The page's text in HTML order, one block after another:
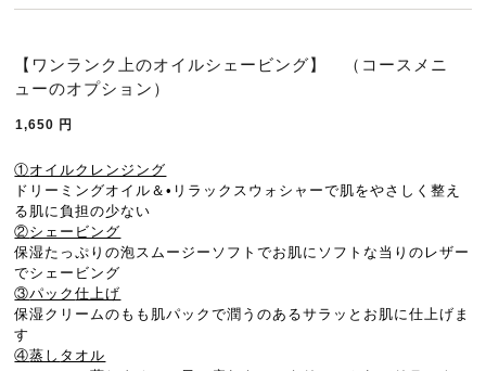
【ワンランク上のオイルシェービング】 （コースメニ
ューのオプション）
1,650 円
①オイルクレンジング
ドリーミングオイル＆• リラックスウォシャーで 肌をやさしく整え
る 肌に負担の少ない
②シェービング
保湿たっぷりの泡 スムージーソフトでお肌にソフトな当りの レザー
でシェービング
③パック仕上げ
保湿クリームの もも肌パックで潤うのあるサラッ と お肌に仕上げま
す
④蒸し タオル